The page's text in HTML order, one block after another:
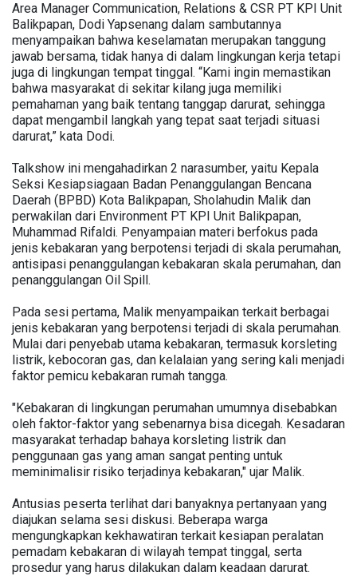
Area Manager Communication, Relations & CSR PT KPI Unit
Balikpapan, Dodi Yapsenang dalam sambutannya
menyampaikan bahwa keselamatan merupakan tanggung
jawab bersama, tidak hanya di dalam lingkungan kerja tetapi
juga di lingkungan tempat tinggal. “Kami ingin memastikan
bahwa masyarakat di sekitar kilang juga memiliki
pemahaman yang baik tentang tanggap darurat, sehingga
dapat mengambil langkah yang tepat saat terjadi situasi
darurat,” kata Dodi.
Talkshow ini mengahadirkan 2 narasumber, yaitu Kepala
Seksi Kesiapsiagaan Badan Penanggulangan Bencana
Daerah (BPBD) Kota Balikpapan, Sholahudin Malik dan
perwakilan dari Environment PT KPI Unit Balikpapan,
Muhammad Rifaldi. Penyampaian materi berfokus pada
jenis kebakaran yang berpotensi terjadi di skala perumahan,
antisipasi penanggulangan kebakaran skala perumahan, dan
penanggulangan Oil Spill.
Pada sesi pertama, Malik menyampaikan terkait berbagai
jenis kebakaran yang berpotensi terjadi di skala perumahan.
Mulai dari penyebab utama kebakaran, termasuk korsleting
listrik, kebocoran gas, dan kelalaian yang sering kali menjadi
faktor pemicu kebakaran rumah tangga.
"Kebakaran di lingkungan perumahan umumnya disebabkan
oleh faktor-faktor yang sebenarnya bisa dicegah. Kesadaran
masyarakat terhadap bahaya korsleting listrik dan
penggunaan gas yang aman sangat penting untuk
meminimalisir risiko terjadinya kebakaran," ujar Malik.
Antusias peserta terlihat dari banyaknya pertanyaan yang
diajukan selama sesi diskusi. Beberapa warga
mengungkapkan kekhawatiran terkait kesiapan peralatan
pemadam kebakaran di wilayah tempat tinggal, serta
prosedur yang harus dilakukan dalam keadaan darurat.